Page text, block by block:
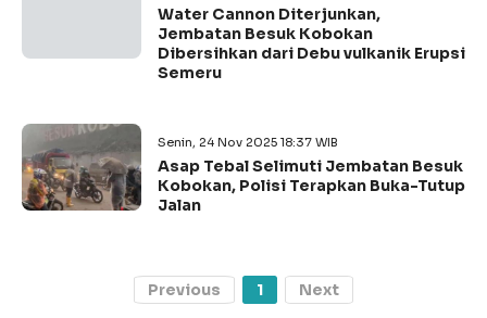
Water Cannon Diterjunkan,
Jembatan Besuk Kobokan
Dibersihkan dari Debu vulkanik Erupsi
Semeru
Senin, 24 Nov 2025 18:37 WIB
Asap Tebal Selimuti Jembatan Besuk
Kobokan, Polisi Terapkan Buka-Tutup
Jalan
Previous 1 Next